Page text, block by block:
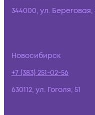
344000, ул.
Новосибирск
+7 (383) 251-02-56
630112, ул. Гоголя, 51